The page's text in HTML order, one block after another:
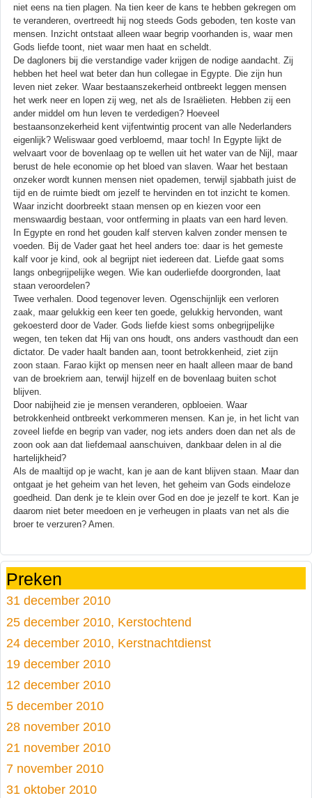
niet eens na tien plagen. Na tien keer de kans te hebben gekregen om
te veranderen, overtreedt hij nog steeds Gods geboden, ten koste van
mensen. Inzicht ontstaat alleen waar begrip voorhanden is, waar men
Gods liefde toont, niet waar men haat en scheldt.
De dagloners bij die verstandige vader krijgen de nodige aandacht. Zij
hebben het heel wat beter dan hun collegae in Egypte. Die zijn hun
leven niet zeker. Waar bestaanszekerheid ontbreekt leggen mensen
het werk neer en lopen zij weg, net als de Israëlieten. Hebben zij een
ander middel om hun leven te verdedigen? Hoeveel
bestaansonzekerheid kent vijfentwintig procent van alle Nederlanders
eigenlijk? Weliswaar goed verbloemd, maar toch! In Egypte lijkt de
welvaart voor de bovenlaag op te wellen uit het water van de Nijl, maar
berust de hele economie op het bloed van slaven. Waar het bestaan
onzeker wordt kunnen mensen niet opademen, terwijl sjabbath juist de
tijd en de ruimte biedt om jezelf te hervinden en tot inzicht te komen.
Waar inzicht doorbreekt staan mensen op en kiezen voor een
menswaardig bestaan, voor ontferming in plaats van een hard leven.
In Egypte en rond het gouden kalf sterven kalven zonder mensen te
voeden. Bij de Vader gaat het heel anders toe: daar is het gemeste
kalf voor je kind, ook al begrijpt niet iedereen dat. Liefde gaat soms
langs onbegrijpelijke wegen. Wie kan ouderliefde doorgronden, laat
staan veroordelen?
Twee verhalen. Dood tegenover leven. Ogenschijnlijk een verloren
zaak, maar gelukkig een keer ten goede, gelukkig hervonden, want
gekoesterd door de Vader. Gods liefde kiest soms onbegrijpelijke
wegen, ten teken dat Hij van ons houdt, ons anders vasthoudt dan een
dictator. De vader haalt banden aan, toont betrokkenheid, ziet zijn
zoon staan. Farao kijkt op mensen neer en haalt alleen maar de band
van de broekriem aan, terwijl hijzelf en de bovenlaag buiten schot
blijven.
Door nabijheid zie je mensen veranderen, opbloeien. Waar
betrokkenheid ontbreekt verkommeren mensen. Kan je, in het licht van
zoveel liefde en begrip van vader, nog iets anders doen dan net als de
zoon ook aan dat liefdemaal aanschuiven, dankbaar delen in al die
hartelijkheid?
Als de maaltijd op je wacht, kan je aan de kant blijven staan. Maar dan
ontgaat je het geheim van het leven, het geheim van Gods eindeloze
goedheid. Dan denk je te klein over God en doe je jezelf te kort. Kan je
daarom niet beter meedoen en je verheugen in plaats van net als die
broer te verzuren? Amen.
Preken
31 december 2010
25 december 2010, Kerstochtend
24 december 2010, Kerstnachtdienst
19 december 2010
12 december 2010
5 december 2010
28 november 2010
21 november 2010
7 november 2010
31 oktober 2010